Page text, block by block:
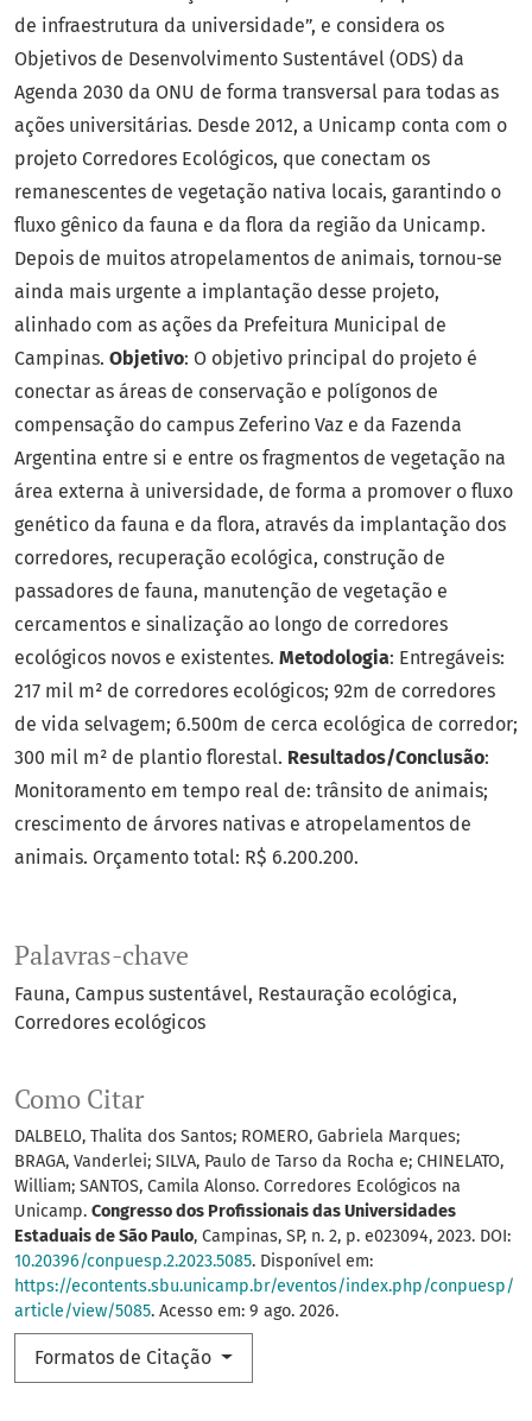
Palavras-chave
Fauna Campus sustentável Restauração ecológica
Corredores ecológicos
Como Citar
DALBELO, Thalita dos Santos; ROMERO, Gabriela Marques;
BRAGA, Vanderlei; SILVA, Paulo de Tarso da Rocha e; CHINELATO,
William; SANTOS, Camila Alonso. Corredores Ecológicos na
Unicamp. Congresso dos Profissionais das Universidades
Estaduais de São Paulo, Campinas, SP, n. 2, p. e023094, 2023. DOI:
10.20396/conpuesp.2.2023.5085. Disponível em:
https://econtents.sbu.unicamp.br/eventos/index.php/conpuesp/
article/view/5085. Acesso em: 9 ago. 2026.
Formatos de Citação
de infraestrutura da universidade”, e considera os
Objetivos de Desenvolvimento Sustentável (ODS) da
Agenda 2030 da ONU de forma transversal para todas as
ações universitárias. Desde 2012, a Unicamp conta com o
projeto Corredores Ecológicos, que conectam os
remanescentes de vegetação nativa locais, garantindo o
fluxo gênico da fauna e da flora da região da Unicamp.
Depois de muitos atropelamentos de animais, tornou-se
ainda mais urgente a implantação desse projeto,
alinhado com as ações da Prefeitura Municipal de
Campinas. Objetivo: O objetivo principal do projeto é
conectar as áreas de conservação e polígonos de
compensação do campus Zeferino Vaz e da Fazenda
Argentina entre si e entre os fragmentos de vegetação na
área externa à universidade, de forma a promover o fluxo
genético da fauna e da flora, através da implantação dos
corredores, recuperação ecológica, construção de
passadores de fauna, manutenção de vegetação e
cercamentos e sinalização ao longo de corredores
ecológicos novos e existentes. Metodologia: Entregáveis:
217 mil m² de corredores ecológicos; 92m de corredores
de vida selvagem; 6.500m de cerca ecológica de corredor;
300 mil m² de plantio florestal. Resultados/Conclusão:
Monitoramento em tempo real de: trânsito de animais;
crescimento de árvores nativas e atropelamentos de
animais. Orçamento total: R$ 6.200.200.